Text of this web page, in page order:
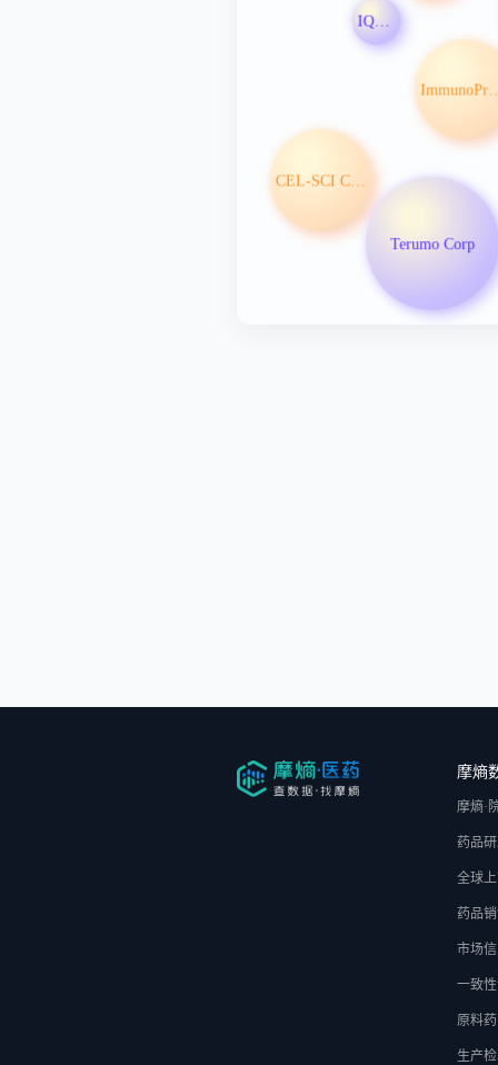
CEL-SCI Corp
IQVIA Ltd
Terumo Corp
摩熵
摩熵·
药品
全球
药品
市场
一致
原料药
生产